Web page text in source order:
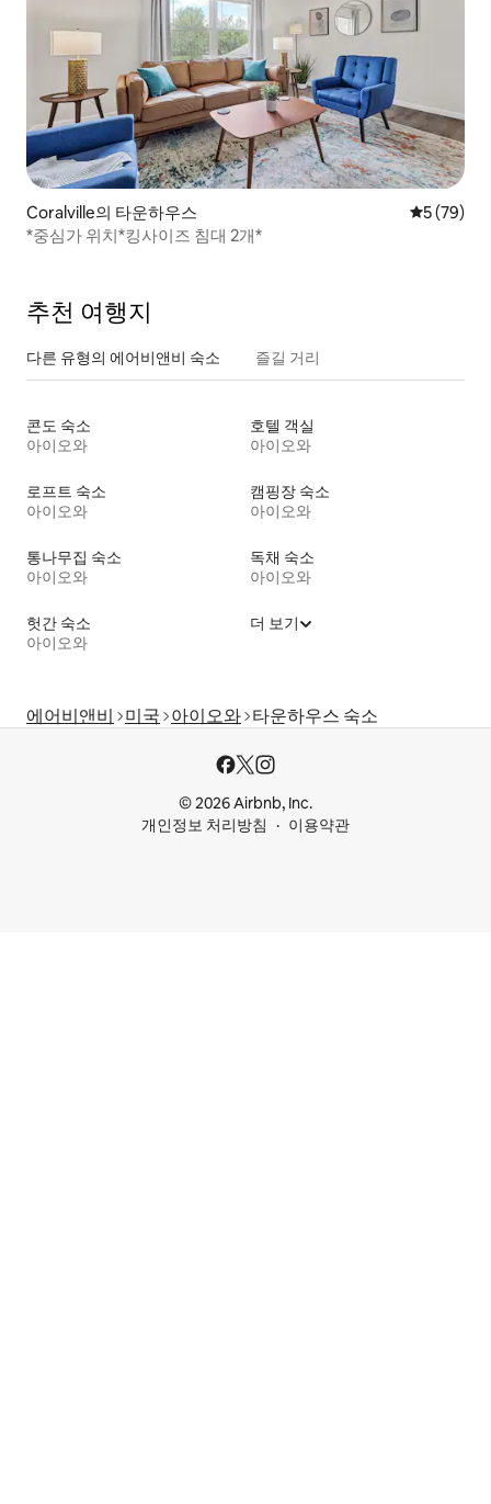
Coralville의 타운하우스 평점 5점(5
5 (79)
*중심가 위치*킹사이즈 침대 2개*
추천 여행지
다른 유형의 에어비앤비 숙소 즐길 거리
콘도 숙소
아이오와
호텔 객실
아이오와
로프트 숙소
아이오와
캠핑장 숙소
아이오와
통나무집 숙소
아이오와
독채 숙소
아이오와
헛간 숙소
아이오와
더 보기
에어비앤비 미국 아이오와 타운하우스 숙소
© 2026 Airbnb, Inc.
개인정보 처리방침
이용약관